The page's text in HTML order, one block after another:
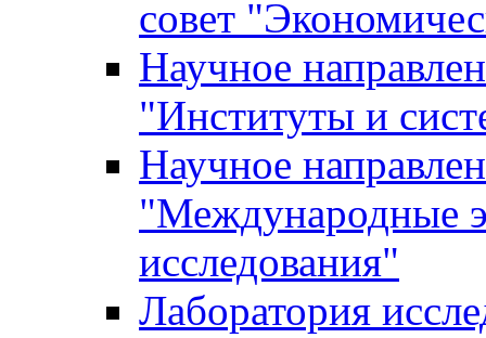
совет
Научное
"Институты и
Научное
"Международные
исследования"
Лаборатория